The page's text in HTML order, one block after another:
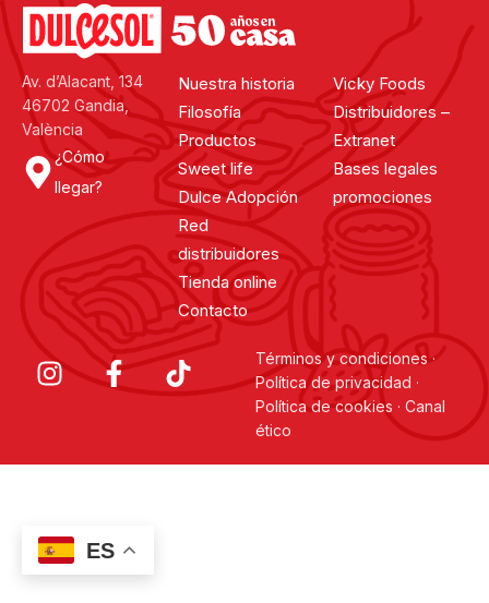
Av. d’Alacant, 134
46702 Gandia,
València
¿Cómo
llegar?
Nuestra historia
Filosofía
Productos
Sweet life
Dulce Adopción
Red
distribuidores
Tienda online
Contacto
Vicky Foods
Distribuidores –
Extranet
Bases legales
promociones
Términos y condiciones·
Política de privacidad ·
Política de cookies · Canal
ético
ES